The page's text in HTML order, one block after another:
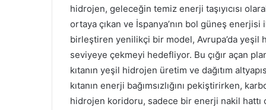
hidrojen, geleceğin temiz enerji taşıyıcısı
ortaya çıkan ve İspanya’nın bol güneş
birleştiren yenilikçi bir model, Avrupa’da yeşil
seviyeye çekmeyi hedefliyor. Bu çığır açan
kıtanın yeşil hidrojen üretim ve dağıtım
kıtanın enerji bağımsızlığını pekiştirirken,
hidrojen koridoru, sadece bir enerji nakil hattı